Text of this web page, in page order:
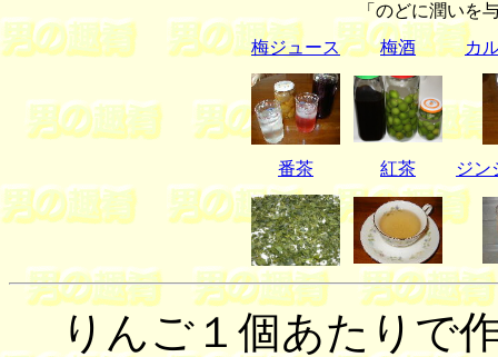
「のどに潤い
梅ジュース
梅酒 カ
番茶 紅茶 ジン
りんご１個あたりで